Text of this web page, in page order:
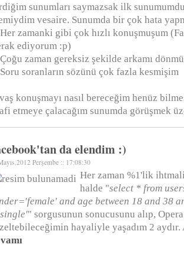
sunumları saymazsak ilk
vesaire. Sunumda bir çok hata
zamanki gibi çok hızlı konuşmuşum
ediyorum :p)
zaman gereksiz şekilde arkamı
soranların sözünü çok fazla kesmişim
konuşmayı nasıl bereceğim henüz
etmeye çalacağım sunumda görüşmek
da elendim :)
Perşembe :: 17:08:30
Her zaman %1'lik
halde "select * from
and age between 18 and 38
" sorgusunun sonucusunu alıp,
hayaliyle yaşadım 2